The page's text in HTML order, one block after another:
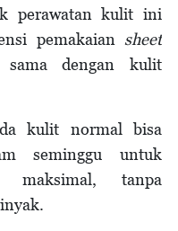
perawatan kulit ini
pemakaian sheet
dengan kulit
kulit normal bisa
seminggu untuk
maksimal, tanpa